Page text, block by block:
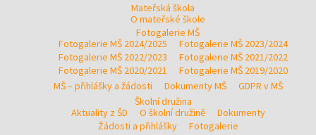
Mateřská škola
O mateřské škole
Fotogalerie MŠ
Fotogalerie MŠ 2024/2025
Fotogalerie MŠ 2023/2024
Fotogalerie MŠ 2022/2023
Fotogalerie MŠ 2021/2022
Fotogalerie MŠ 2020/2021
Fotogalerie MŠ 2019/2020
MŠ – přihlášky a žádosti
Dokumenty MŠ
GDPR v MŠ
Školní družina
Aktuality z ŠD
O školní družině
Dokumenty
Žádosti a přihlášky
Fotogalerie